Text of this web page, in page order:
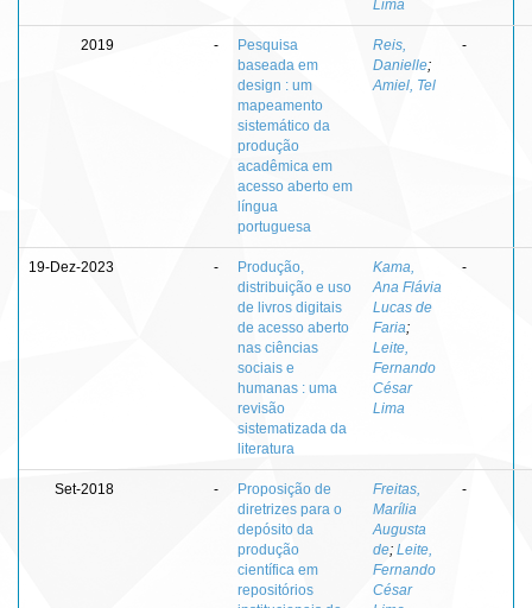
Lima
2019 -
Pesquisa
baseada em
design : um
mapeamento
sistemático da
produção
acadêmica em
acesso aberto em
língua
portuguesa
Reis,
Danielle;
Amiel, Tel
-
19-Dez-2023 -
Produção,
distribuição e uso
de livros digitais
de acesso aberto
nas ciências
sociais e
humanas : uma
revisão
sistematizada da
literatura
Kama,
Ana Flávia
Lucas de
Faria;
Leite,
Fernando
César
Lima
-
Set-2018 -
Proposição de
diretrizes para o
depósito da
produção
científica em
repositórios
Freitas,
Marília
Augusta
de; Leite,
Fernando
César
-